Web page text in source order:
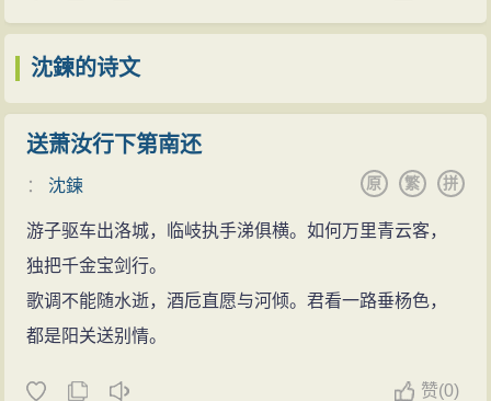
沈鍊的诗文
送萧汝行下第南还
： 沈鍊 拼
繁
原
游子驱车出洛城，临岐执手涕俱横。如何万里青云客，
独把千金宝剑行。
歌调不能随水逝，酒卮直愿与河倾。君看一路垂杨色，
都是阳关送别情。
赞(0)